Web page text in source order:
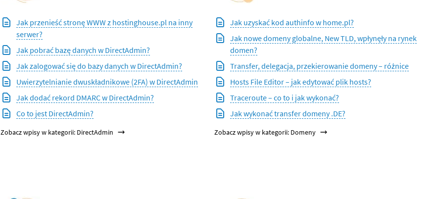
Jak przenieść stronę WWW z hostinghouse.pl na inny
serwer?
Jak pobrać bazę danych w DirectAdmin?
Jak zalogować się do bazy danych w DirectAdmin?
Uwierzytelnianie dwuskładnikowe (2FA) w DirectAdmin
Jak dodać rekord DMARC w DirectAdmin?
Co to jest DirectAdmin?
Zobacz wpisy w kategorii: DirectAdmin
Jak uzyskać kod authinfo w home.pl?
Jak nowe domeny globalne, New TLD, wpłynęły na rynek
domen?
Transfer, delegacja, przekierowanie domeny – różnice
Hosts File Editor – jak edytować plik hosts?
Traceroute – co to i jak wykonać?
Jak wykonać transfer domeny .DE?
Zobacz wpisy w kategorii: Domeny